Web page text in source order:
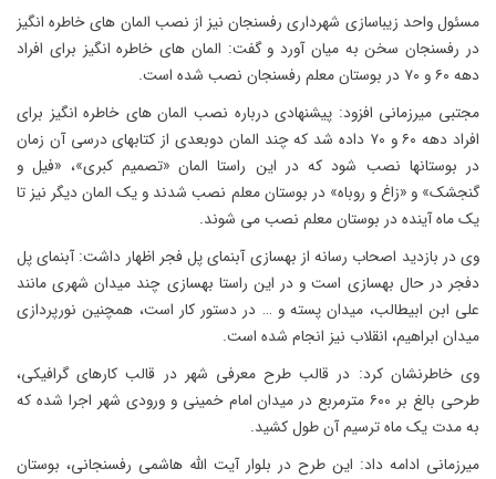
مسئول واحد زیباسازی شهرداری رفسنجان نیز از نصب المان های خاطره انگیز
در رفسنجان سخن به میان آورد و گفت: المان های خاطره انگیز برای افراد
دهه ۶۰ و ۷۰ در بوستان معلم رفسنجان نصب شده است.
مجتبی میرزمانی افزود: پیشنهادی درباره نصب المان های خاطره انگیز برای
افراد دهه ۶۰ و ۷۰ داده شد که چند المان دوبعدی از کتابهای درسی آن زمان
در بوستانها نصب شود که در این راستا المان «تصمیم کبری»، «فیل و
گنجشک» و «زاغ و روباه» در بوستان معلم نصب شدند و یک المان دیگر نیز تا
یک ماه آینده در بوستان معلم نصب می شوند.
وی در بازدید اصحاب رسانه از بهسازی آبنمای پل فجر اظهار داشت: آبنمای پل
دفجر در حال بهسازی است و در این راستا بهسازی چند میدان شهری مانند
علی ابن ابیطالب، میدان پسته و … در دستور کار است، همچنین نورپردازی
میدان ابراهیم، انقلاب نیز انجام شده است.
وی خاطرنشان کرد: در قالب طرح معرفی شهر در قالب کارهای گرافیکی،
طرحی بالغ بر ۶۰۰ مترمربع در میدان امام خمینی و ورودی شهر اجرا شده که
به مدت یک ماه ترسیم آن طول کشید.
میرزمانی ادامه داد: این طرح در بلوار آیت الله هاشمی رفسنجانی، بوستان